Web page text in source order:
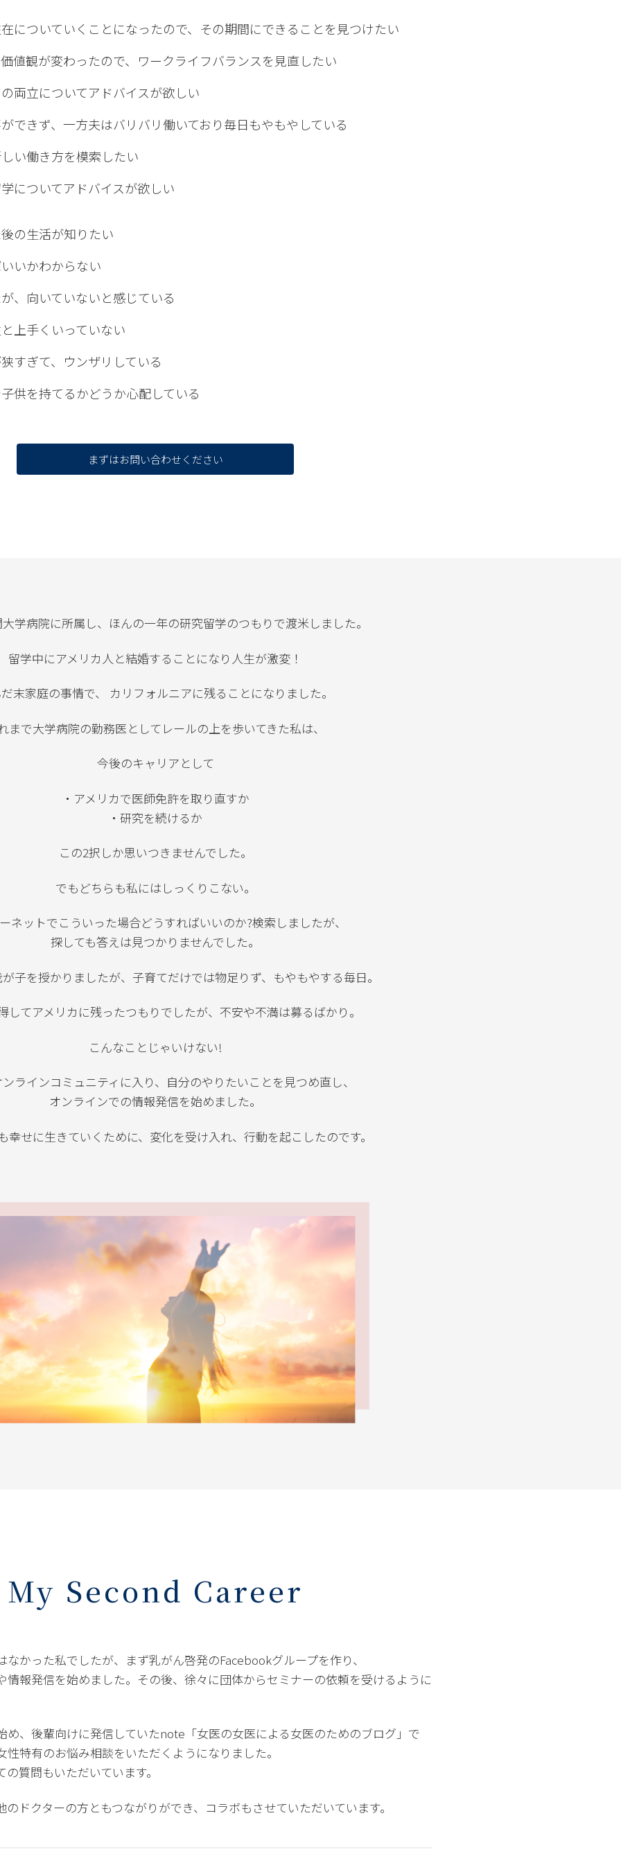
についていくことになったので、その期間にできることを見つけたい
値観が変わったので、ワークライフバランスを見直したい
両立についてアドバイスが欲しい
できず、一方夫はバリバリ働いており毎日もやもやしている
い働き方を模索したい
についてアドバイスが欲しい
の生活が知りたい
いかわからない
、向いていないと感じている
上手くいっていない
すぎて、ウンザリしている
供を持てるかどうか心配している
まずはお問い合わせください
学病院に所属し、ほんの一年の研究留学のつもりで渡米しました。
留学中にアメリカ人と結婚することになり人生が激変！
末家庭の事情で、 カリフォルニアに残ることになりました。
まで大学病院の勤務医としてレールの上を歩いてきた私は、
今後のキャリアとして
・アメリカで医師免許を取り直すか
・研究を続けるか
この2択しか思いつきませんでした。
でもどちらも私にはしっくりこない。
ネットでこういった場合どうすればいいのか?検索しましたが、
探しても答えは見つかりませんでした。
子を授かりましたが、子育てだけでは物足りず、もやもやする毎日。
してアメリカに残ったつもりでしたが、不安や不満は募るばかり。
こんなことじゃいけない!
ラインコミュニティに入り、自分のやりたいことを見つめ直し、
オンラインでの情報発信を始めました。
幸せに生きていくために、変化を受け入れ、行動を起こしたのです。
My Second Career
なかった私でしたが、まず乳がん啓発のFacebookグループを作り、
情報発信を始めました。その後、徐々に団体からセミナーの依頼を受けるように
め、後輩向けに発信していたnote「女医の女医による女医のためのブログ」で
特有のお悩み相談をいただくようになりました。
質問もいただいています。
ドクターの方ともつながりができ、コラボもさせていただいています。